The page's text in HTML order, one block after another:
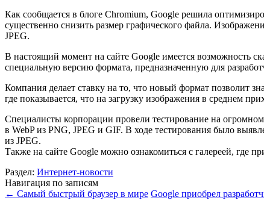
Как сообщается в блоге Chromium, Google решила
существенно снизить размер графического файла.
JPEG.
В настоящий момент на сайте Google имеется возможность
специальную версию формата, предназначенную для
Компания делает ставку на то, что новый формат позволит
где показывается, что на загрузку изображения в среднем
Специалисты корпорации провели тестирование на
в WebP из PNG, JPEG и GIF. В ходе тестирования было
из JPEG.
Также на сайте Google можно ознакомиться с галереей, где
Раздел: Интернет-новости
Навигация по записям
← Самый быстрый браузер в мире Google приобрел